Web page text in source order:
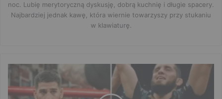
noc. Lubię merytoryczną dyskusję, dobrą kuchnię i długie spacery.
Najbardziej jednak kawę, która wiernie towarzyszy przy stukaniu
w klawiaturę.